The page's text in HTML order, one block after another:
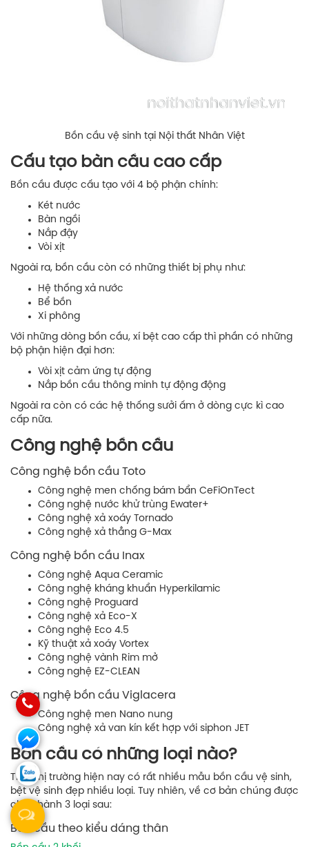
Bồn cầu vệ sinh tại Nội thất Nhân Việt
Cấu tạo bàn cầu cao cấp
Bồn cầu được cấu tạo với 4 bộ phận chính:
Két nước
Bàn ngồi
Nắp đậy
Vòi xịt
Ngoài ra, bồn cầu còn có những thiết bị phụ như:
Hệ thống xả nước
Bể bồn
Xi phông
Với những dòng bồn cầu, xí bệt cao cấp thì phần có những
bộ phận hiện đại hơn:
Vòi xịt cảm ứng tự động
Nắp bồn cầu thông minh tự động động
Ngoài ra còn có các hệ thống sưởi ấm ở dòng cực kì cao
cấp nữa.
Công nghệ bồn cầu
Công nghệ bồn cầu Toto
Công nghệ men chống bám bẩn CeFiOnTect
Công nghệ nước khử trùng Ewater+
Công nghệ xả xoáy Tornado
Công nghệ xả thẳng G-Max
Công nghệ bồn cầu Inax
Công nghệ Aqua Ceramic
Công nghệ kháng khuẩn Hyperkilamic
Công nghệ Proguard
Công nghệ xả Eco-X
Công nghệ Eco 4.5
Kỹ thuật xả xoáy Vortex
Công nghệ vành Rim mở
Công nghệ EZ-CLEAN
Công nghệ bồn cầu Viglacera
Công nghệ men Nano nung
Công nghệ xả van kín kết hợp với siphon JET
Bồn cầu có những loại nào?
Trên thị trường hiện nay có rất nhiều mẫu bồn cầu vệ sinh,
bệt vệ sinh đẹp nhiều loại. Tuy nhiên, về cơ bản chúng được
chia thành 3 loại sau:
Bồn cầu theo kiểu dáng thân